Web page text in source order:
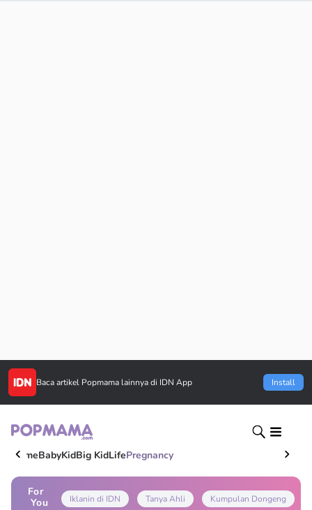
Baca artikel Popmama lainnya di IDN App Install
HomeBabyKidBig KidLifePregnancy
For
You
Iklanin di IDN Tanya Ahli Kumpulan Dongeng